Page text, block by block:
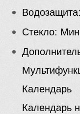
Стекло:
Календарь
Календарь